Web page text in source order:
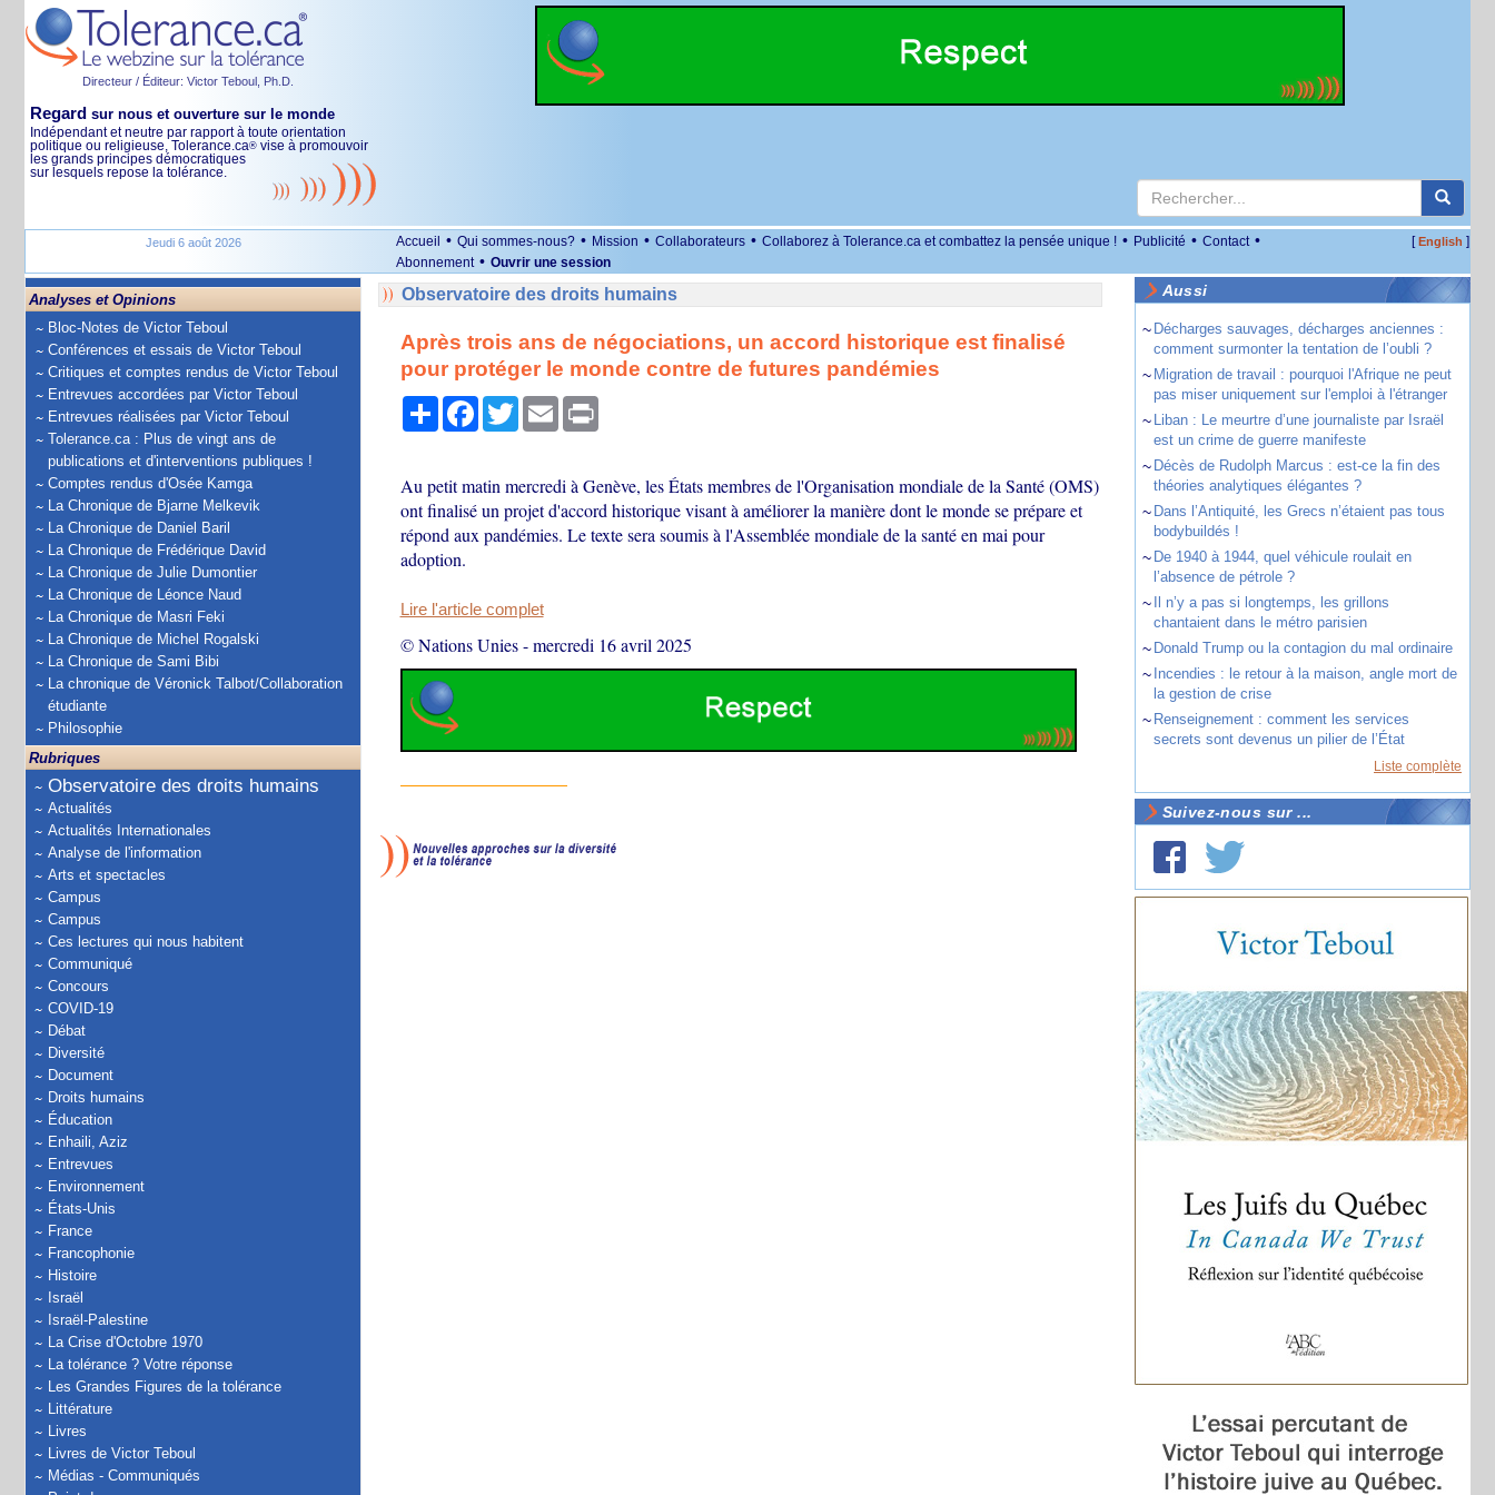
Directeur / Éditeur: Victor Teboul, Ph.D.
Regard sur nous et ouverture sur le monde
Indépendant et neutre par rapport à toute orientation
politique ou religieuse, Tolerance.ca® vise à promouvoir
les grands principes démocratiques
sur lesquels repose la tolérance.
Jeudi 6 août 2026 Accueil • Qui sommes-nous? • Mission • Collaborateurs • Collaborez à Tolerance.ca et combattez la pensée unique ! • Publicité • Contact •
Abonnement • Ouvrir une session
[English ]
Analyses et Opinions
Bloc-Notes de Victor Teboul
Conférences et essais de Victor Teboul
Critiques et comptes rendus de Victor Teboul
Entrevues accordées par Victor Teboul
Entrevues réalisées par Victor Teboul
Tolerance.ca : Plus de vingt ans de
publications et d'interventions publiques !
Comptes rendus d'Osée Kamga
La Chronique de Bjarne Melkevik
La Chronique de Daniel Baril
La Chronique de Frédérique David
La Chronique de Julie Dumontier
La Chronique de Léonce Naud
La Chronique de Masri Feki
La Chronique de Michel Rogalski
La Chronique de Sami Bibi
La chronique de Véronick Talbot/Collaboration
étudiante
Philosophie
Rubriques
Observatoire des droits humains
Actualités
Actualités Internationales
Analyse de l'information
Arts et spectacles
Campus
Campus
Ces lectures qui nous habitent
Communiqué
Concours
COVID-19
Débat
Diversité
Document
Droits humains
Éducation
Enhaili, Aziz
Entrevues
Environnement
États-Unis
France
Francophonie
Histoire
Israël
Israël-Palestine
La Crise d'Octobre 1970
La tolérance ? Votre réponse
Les Grandes Figures de la tolérance
Littérature
Livres
Livres de Victor Teboul
Médias - Communiqués
Observatoire des droits humains
Après trois ans de négociations, un accord historique est finalisé
pour protéger le monde contre de futures pandémies
PartagerFacebook
TwitterEmail Print
Au petit matin mercredi à Genève, les États membres de l'Organisation mondiale de la Santé (OMS)
ont finalisé un projet d'accord historique visant à améliorer la manière dont le monde se prépare et
répond aux pandémies. Le texte sera soumis à l'Assemblée mondiale de la santé en mai pour
adoption.
Lire l'article complet
© Nations Unies-mercredi 16 avril 2025
Aussi
~ Décharges sauvages, décharges anciennes :
comment surmonter la tentation de l’oubli ?
~ Migration de travail : pourquoi l'Afrique ne peut
pas miser uniquement sur l'emploi à l'étranger
~ Liban : Le meurtre d’une journaliste par Israël
est un crime de guerre manifeste
~ Décès de Rudolph Marcus : est-ce la fin des
théories analytiques élégantes ?
~ Dans l’Antiquité, les Grecs n’étaient pas tous
bodybuildés !
~ De 1940 à 1944, quel véhicule roulait en
l’absence de pétrole ?
~
Il n’y a pas si longtemps, les grillons
chantaient dans le métro parisien
~ Donald Trump ou la contagion du mal ordinaire
~ Incendies : le retour à la maison, angle mort de
la gestion de crise
~ Renseignement : comment les services
secrets sont devenus un pilier de l’État
Liste complète
Suivez-nous sur ...